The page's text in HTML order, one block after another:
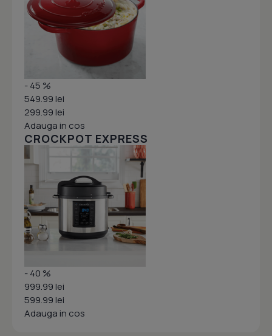
- 45 %
549.99 lei
299.99 lei
Adauga in cos
CROCKPOT EXPRESS
- 40 %
999.99 lei
599.99 lei
Adauga in cos